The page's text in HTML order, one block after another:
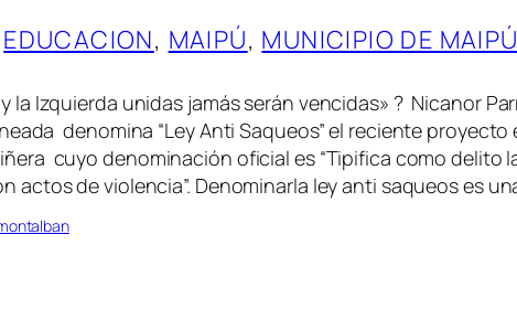
EDUCACION, MAIPÚ, MUNICIPIO DE MAIPÚ
y la Izquierda unidas jamás serán vencidas» ? Nicanor
denomina “Ley Anti Saqueos” el reciente proyecto
cuyo denominación oficial es “Tipifica como delito
actos de violencia”. Denominarla ley anti saqueos es